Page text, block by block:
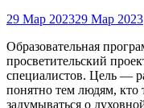
29 Мар 202329 Мар 2023
Образовательная
просветительский
специалистов. Цель —
понятно тем людям, кто
задумываться о